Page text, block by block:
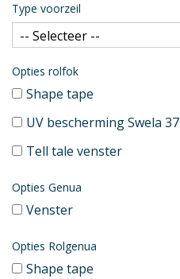
Type voorzeil
Opties rolfok
Shape tape
UV bescherming Swela 37
Tell tale venster
Opties Genua
Venster
Opties Rolgenua
Shape tape